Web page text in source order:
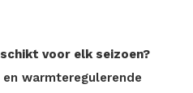
voor elk seizoen?
warmteregulerende